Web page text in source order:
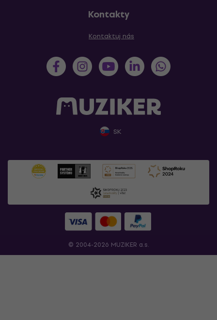
Kontakty
Kontaktuj nás
SK
© 2004-2026 MUZIKER a.s.